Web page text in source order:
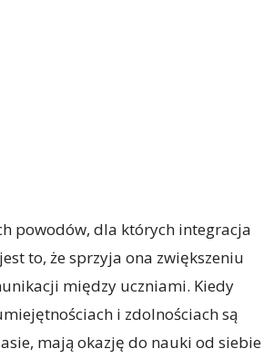
powodów, dla których integracja
to, że sprzyja ona zwiększeniu
między uczniami. Kiedy
i zdolnościach są
mają okazję do nauki od siebie